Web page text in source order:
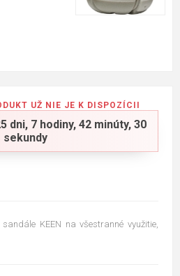
UŽ NIE JE K DISPOZÍCII
dni, 7 hodiny, 42 minúty, 29
sekundy
KEEN na všestranné využitie,